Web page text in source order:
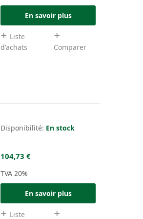
En savoir plus
Liste
d'achats
Comparer
Disponibilité: En stock
104,73 €
TVA 20%
En savoir plus
Liste